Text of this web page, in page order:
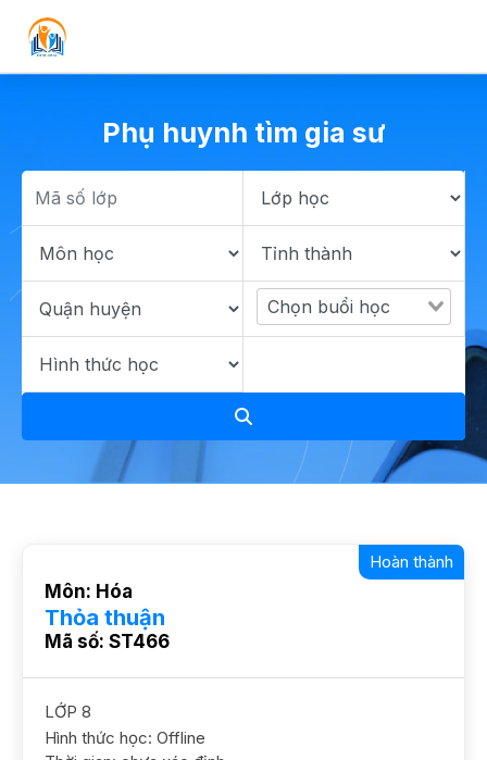
Phụ huynh tìm gia sư
Môn: Hóa
Thỏa thuận
Mã số: ST466
Hoàn thành
LỚP 8
Hình thức học: Offline